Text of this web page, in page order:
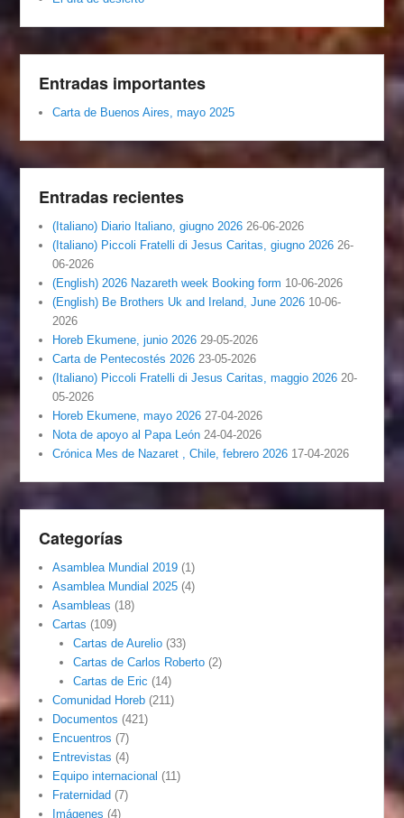
Entradas importantes
Carta de Buenos Aires, mayo 2025
Entradas recientes
(Italiano) Diario Italiano, giugno 2026 26-06-2026
(Italiano) Piccoli Fratelli di Jesus Caritas, giugno 2026 26-
06-2026
(English) 2026 Nazareth week Booking form 10-06-2026
(English) Be Brothers Uk and Ireland, June 2026 10-06-
2026
Horeb Ekumene, junio 2026 29-05-2026
Carta de Pentecostés 2026 23-05-2026
(Italiano) Piccoli Fratelli di Jesus Caritas, maggio 2026 20-
05-2026
Horeb Ekumene, mayo 2026 27-04-2026
Nota de apoyo al Papa León 24-04-2026
Crónica Mes de Nazaret , Chile, febrero 2026 17-04-2026
Categorías
Asamblea Mundial 2019 (1)
Asamblea Mundial 2025 (4)
Asambleas (18)
Cartas (109)
Cartas de Aurelio(33)
Cartas de Carlos Roberto(2)
Cartas de Eric (14)
Comunidad Horeb (211)
Documentos (421)
Encuentros (7)
Entrevistas (4)
Equipo internacional (11)
Fraternidad (7)
Imágenes (4)